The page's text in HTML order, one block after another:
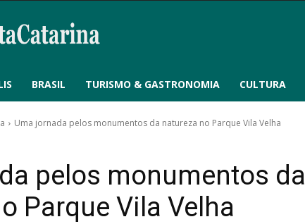
BRASIL TURISMO & GASTRONOMIA CULTURA
Uma jornada pelos monumentos da natureza no Parque Vila Velha
pelos monumentos da
Parque Vila Velha